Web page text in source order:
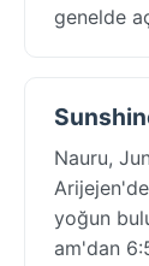
genelde
Nauru,
yoğun
am'dan